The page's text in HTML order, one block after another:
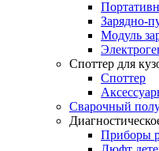
Зарядно-
Модуль
Споттер для
Споттер
Сварочный
Приборы